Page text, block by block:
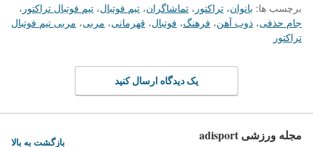
برچسب ها: بانوان، تراکتور ، تماشاگران، تیم فوتبال، تیم فوتبال تراکتور ،
جام حذفی، ذوب آهن، فرهنگ، فوتبال، قهرمانی، مربی، مربی تیم فوتبال
تراکتور
یک دیدگاه ارسال کنید
مجله ورزشی adisport بازگشت به بالا